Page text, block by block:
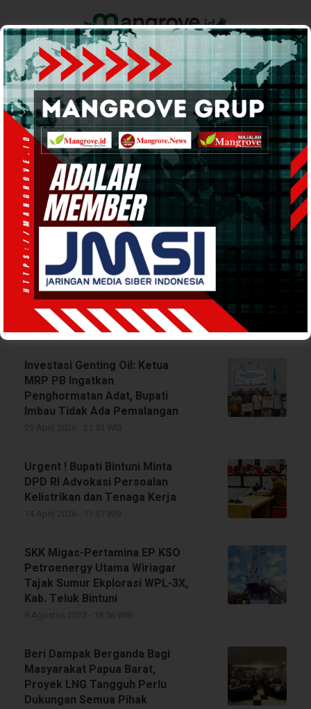
Home Pemerintahan Ekonomi & Bisnis Info Tanah Papua
Support by
SKK Migas
BP Tangguh Ubah Material
Rumah di Tengah Jalan, Tokoh
Sebyar: Kami Tolak
4 Mei 2026 - 06:22 WIB
Investasi Genting Oil: Ketua
MRP PB Ingatkan
Penghormatan Adat, Bupati
Imbau Tidak Ada Pemalangan
Urgent ! Bupati Bintuni Minta
DPD RI Advokasi Persoalan
Kelistrikan dan Tenaga Kerja
SKK Migas-Pertamina EP KSO
Petroenergy Utama Wiriagar
Tajak Sumur Ekplorasi WPL-3X,
Kab. Teluk Bintuni
Beri Dampak Berganda Bagi
Masyarakat Papua Barat,
Proyek LNG Tangguh Perlu
Dukungan Semua Pihak